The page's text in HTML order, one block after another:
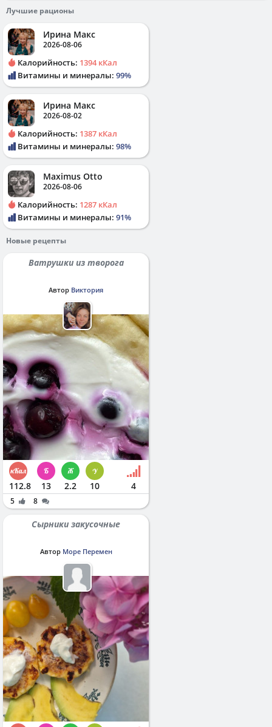
Лучшие рационы
Ирина Макс
2026-08-06
Калорийность: 1394 кКал
Витамины и минералы: 99%
Ирина Макс
2026-08-02
Калорийность: 1387 кКал
Витамины и минералы: 98%
Maximus Otto
2026-08-06
Калорийность: 1287 кКал
Витамины и минералы: 91%
Новые рецепты
Ватрушки из творога
Автор Виктория
112.8 13 2.2 10 4
5 8
Сырники закусочные
Автор Море Перемен